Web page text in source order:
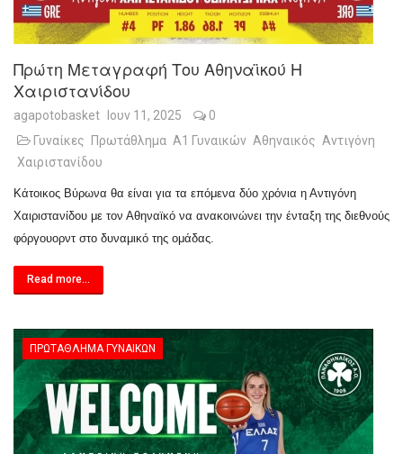
Πρώτη Μεταγραφή Του Αθηναϊκού Η
Χαιριστανίδου
agapotobasket Ιουν 11, 2025
0
Γυναίκες
Πρωτάθλημα Α1 Γυναικών Αθηναικός Αντιγόνη
Χαιριστανίδου
Κάτοικος Βύρωνα θα είναι για τα επόμενα δύο χρόνια η Αντιγόνη
Χαιριστανίδου με τον Αθηναϊκό να ανακοινώνει την ένταξη της διεθνούς
φόργουορντ στο δυναμικό της ομάδας.
Read more...
ΠΡΩΤΆΘΛΗΜΑ ΓΥΝΑΙΚΏΝ